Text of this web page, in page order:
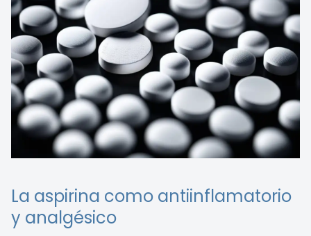
La aspirina como antiinflamatorio
y analgésico